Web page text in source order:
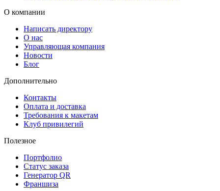
О компании
Написать директору
О нас
Управляющая компания
Новости
Блог
Дополнительно
Контакты
Оплата и доставка
Требования к макетам
Клуб привилегий
Полезное
Портфолио
Статус заказа
Генератор QR
Франшиза